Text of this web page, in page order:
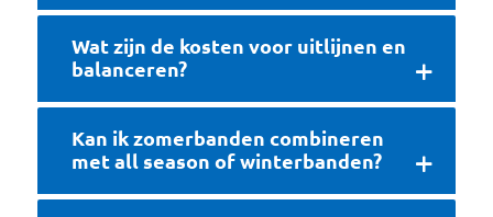
Wat zijn de kosten voor uitlijnen en
balanceren?
Kan ik zomerbanden combineren
met all season of winterbanden?